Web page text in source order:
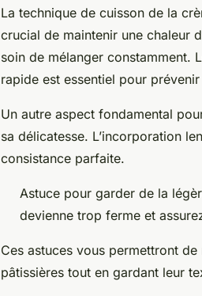
La technique de cuisson de la
crucial de maintenir une chaleur
soin de mélanger constamment.
rapide est essentiel pour
Un autre aspect fondamental
sa délicatesse. L’incorporation
consistance parfaite.
Astuce pour garder de la
devienne trop ferme et
Ces astuces vous permettront
pâtissières tout en gardant leur